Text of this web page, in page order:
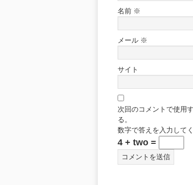
名前 ※
メール ※
サイト
次回のコメントで使用
る。
数字で答えを入力して
4 + two =